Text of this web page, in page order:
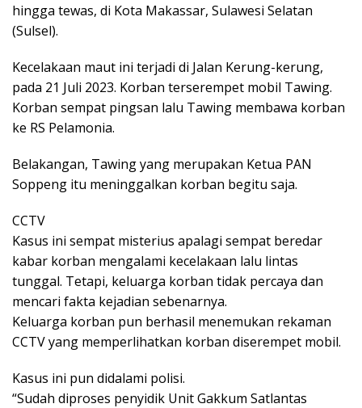
hingga tewas, di Kota Makassar, Sulawesi Selatan
(Sulsel).
Kecelakaan maut ini terjadi di Jalan Kerung-kerung,
pada 21 Juli 2023. Korban terserempet mobil Tawing.
Korban sempat pingsan lalu Tawing membawa korban
ke RS Pelamonia.
Belakangan, Tawing yang merupakan Ketua PAN
Soppeng itu meninggalkan korban begitu saja.
CCTV
Kasus ini sempat misterius apalagi sempat beredar
kabar korban mengalami kecelakaan lalu lintas
tunggal. Tetapi, keluarga korban tidak percaya dan
mencari fakta kejadian sebenarnya.
Keluarga korban pun berhasil menemukan rekaman
CCTV yang memperlihatkan korban diserempet mobil.
Kasus ini pun didalami polisi.
“Sudah diproses penyidik Unit Gakkum Satlantas